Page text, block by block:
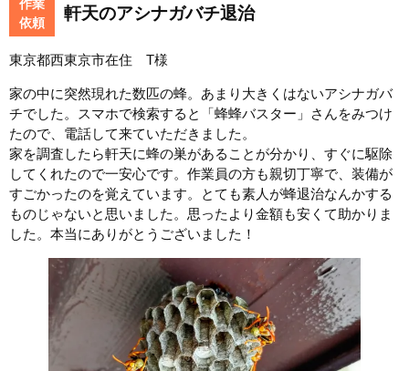
作業
依頼
軒天のアシナガバチ退治
東京都西東京市在住 T様
家の中に突然現れた数匹の蜂。あまり大きくはないアシナガバ
チでした。スマホで検索すると「蜂蜂バスター」さんをみつけ
たので、電話して来ていただきました。
家を調査したら軒天に蜂の巣があることが分かり、すぐに駆除
してくれたので一安心です。作業員の方も親切丁寧で、装備が
すごかったのを覚えています。とても素人が蜂退治なんかする
ものじゃないと思いました。思ったより金額も安くて助かりま
した。本当にありがとうございました！